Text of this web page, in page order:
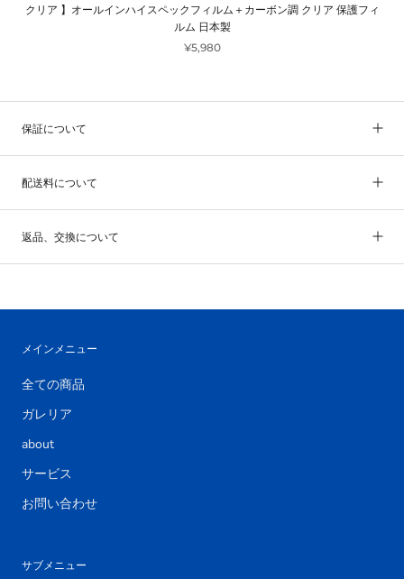
クリア 】オールインハイスペックフィルム＋カーボン調 クリア 保護フィ
ルム 日本製
¥5,980
保証について
配送料について
返品、交換について
メインメニュー
全ての商品
ガレリア
about
サービス
お問い合わせ
サブメニュー